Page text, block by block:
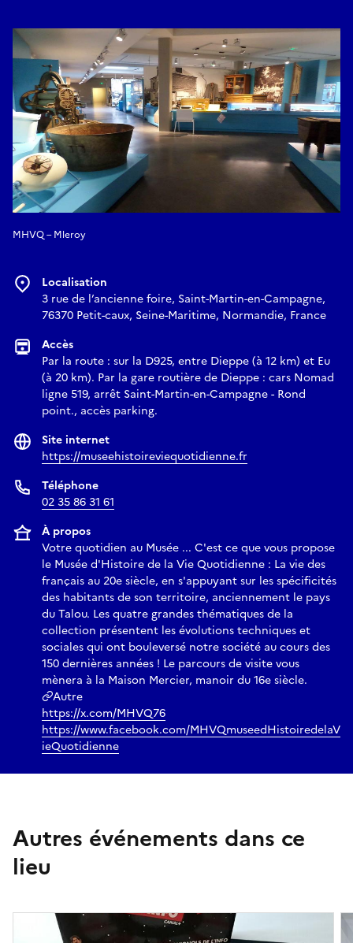
MHVQ – Mleroy
Localisation
3 rue de l’ancienne foire, Saint-Martin-en-Campagne,
76370 Petit-caux, Seine-Maritime, Normandie, France
Accès
Par la route : sur la D925, entre Dieppe (à 12 km) et Eu
(à 20 km). Par la gare routière de Dieppe : cars Nomad
ligne 519, arrêt Saint-Martin-en-Campagne - Rond
point., accès parking.
Site internet
https://museehistoireviequotidienne.fr
Téléphone
02 35 86 31 61
À propos
Votre quotidien au Musée ... C'est ce que vous propose
le Musée d'Histoire de la Vie Quotidienne : La vie des
français au 20e siècle, en s'appuyant sur les spécificités
des habitants de son territoire, anciennement le pays
du Talou. Les quatre grandes thématiques de la
collection présentent les évolutions techniques et
sociales qui ont bouleversé notre société au cours des
150 dernières années ! Le parcours de visite vous
mènera à la Maison Mercier, manoir du 16e siècle.
Autre
https://x.com/MHVQ76
https://www.facebook.com/MHVQmuseedHistoiredelaV
ieQuotidienne
Autres événements dans ce
lieu